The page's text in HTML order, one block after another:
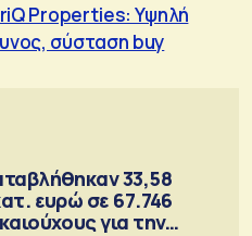
Properties: Υψηλή
σύσταση buy
33,58
ευρώ σε 67.746
για την